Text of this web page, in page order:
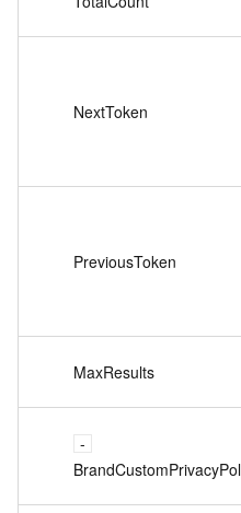
NextToken
PreviousToken
MaxResults